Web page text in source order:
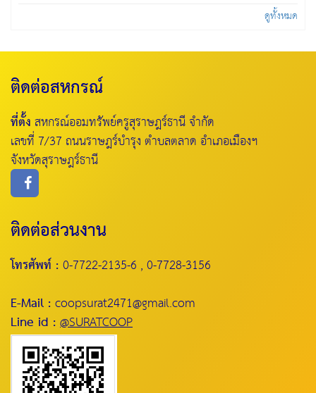
ดูทั้งหมด
ติดต่อสหกรณ์
ที่ตั้งสหกรณ์ออมทรัพย์ครูสุราษฎร์ธานี จำกัด
เลขที่ 7/37 ถนนราษฎร์บำรุง ตำบลตลาด อำเภอเมืองฯ
จังหวัดสุราษฎร์ธานี
ติดต่อส่วนงาน
โทรศัพท์ :0-7722-2135-6 , 0-7728-3156
E-Mail :coopsurat2471@gmail.com
Line id :@SURATCOOP